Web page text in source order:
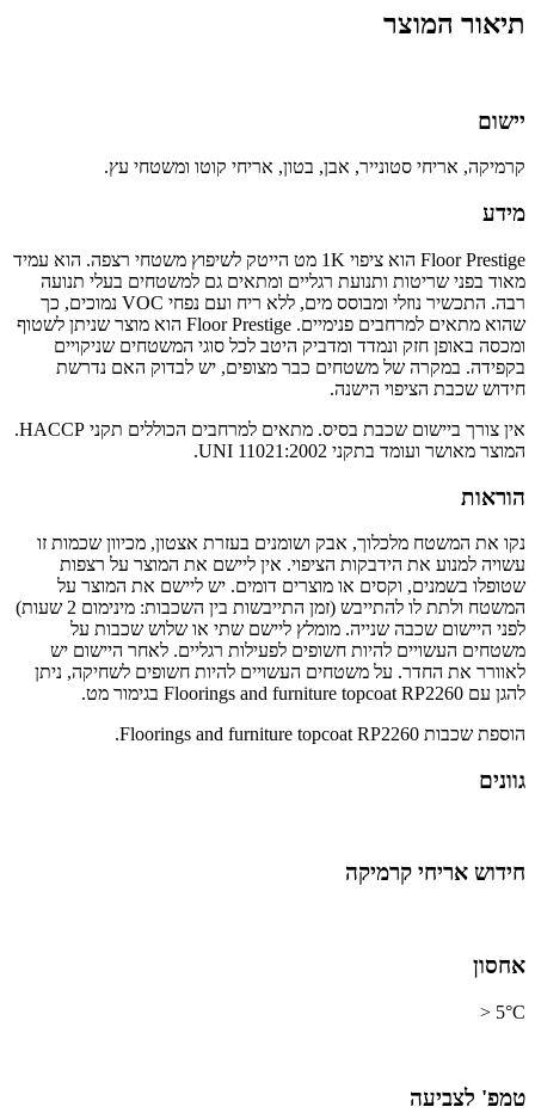
תיאור המוצר
יישום
קרמיקה, אריחי סטונייר, אבן, בטון, אריחי קוטו ומשטחי עץ.
מידע
Floor Prestige הוא ציפוי 1K מט הייטק לשיפוץ משטחי רצפה. הוא עמיד
מאוד בפני שריטות ותנועת רגליים ומתאים גם למשטחים בעלי תנועה
רבה. התכשיר נוזלי ומבוסס מים, ללא ריח ועם נפחי VOC נמוכים, כך
שהוא מתאים למרחבים פנימיים. Floor Prestige הוא מוצר שניתן לשטוף
ומכסה באופן חזק ונמדד ומדביק היטב לכל סוגי המשטחים שניקויים
בקפידה. במקרה של משטחים כבר מצופים, יש לבדוק האם נדרשת
חידוש שכבת הציפוי הישנה.
אין צורך ביישום שכבת בסיס. מתאים למרחבים הכוללים תקני HACCP.
המוצר מאושר ועומד בתקני UNI 11021:2002.
הוראות
נקו את המשטח מלכלוך, אבק ושומנים בעזרת אצטון, מכיוון שכמות זו
עשויה למנוע את הידבקות הציפוי. אין ליישם את המוצר על רצפות
שטופלו בשמנים, וקסים או מוצרים דומים. יש ליישם את המוצר על
המשטח ולתת לו להתייבש (זמן התייבשות בין השכבות: מינימום 2 שעות)
לפני היישום שכבה שנייה. מומלץ ליישם שתי או שלוש שכבות על
משטחים העשויים להיות חשופים לפעילות רגליים. לאחר היישום יש
לאוורר את החדר. על משטחים העשויים להיות חשופים לשחיקה, ניתן
להגן עם Floorings and furniture topcoat RP2260 בגימור מט.
הוספת שכבות Floorings and furniture topcoat RP2260.
גוונים
חידוש אריחי קרמיקה
אחסון
5°C <
טמפ' לצביעה